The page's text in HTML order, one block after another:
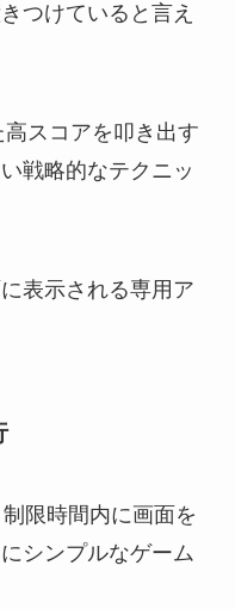
つけていると言え
スコアを叩き出す
戦略的なテクニッ
表示される専用ア
限時間内に画面を
シンプルなゲーム